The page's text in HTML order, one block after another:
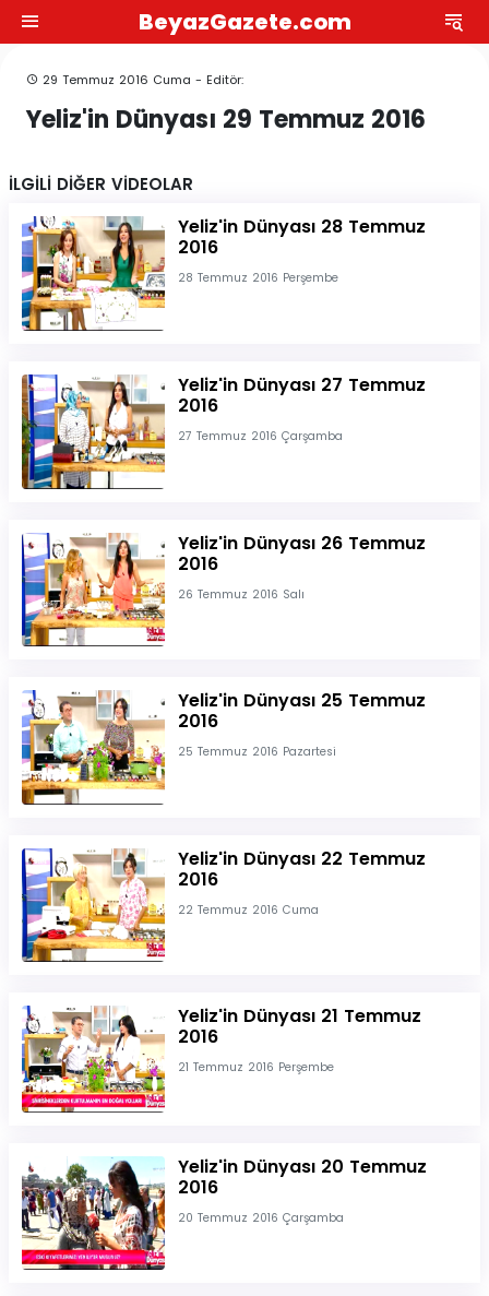
BeyazGazete.com
29 Temmuz 2016 Cuma - Editör:
Yeliz'in Dünyası 29 Temmuz 2016
İLGİLİ DİĞER VİDEOLAR
Yeliz'in Dünyası 28 Temmuz
2016
28 Temmuz 2016 Perşembe
Yeliz'in Dünyası 27 Temmuz
2016
27 Temmuz 2016 Çarşamba
Yeliz'in Dünyası 26 Temmuz
2016
26 Temmuz 2016 Salı
Yeliz'in Dünyası 25 Temmuz
2016
25 Temmuz 2016 Pazartesi
Yeliz'in Dünyası 22 Temmuz
2016
22 Temmuz 2016 Cuma
Yeliz'in Dünyası 21 Temmuz
2016
21 Temmuz 2016 Perşembe
Yeliz'in Dünyası 20 Temmuz
2016
20 Temmuz 2016 Çarşamba